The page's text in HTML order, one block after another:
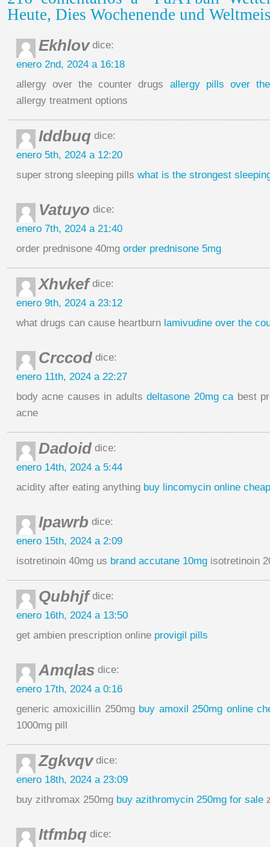
Heute, Dies Wochenende und
Ekhlovdice:
enero 2nd, 2024 a 16:18
allergy over the counter drugs allergy pills over
allergy treatment options
Iddbuq dice:
enero 5th, 2024 a 12:20
super strong sleeping pills what is the strongest
Vatuyo dice:
enero 7th, 2024 a 21:40
order prednisone 40mg order prednisone 5mg
Xhvkefdice:
enero 9th, 2024 a 23:12
what drugs can cause heartburn lamivudine over the
Crccod dice:
enero 11th, 2024 a 22:27
body acne causes in adultsdeltasone 20mg cabest
acne
Dadoid dice:
enero 14th, 2024 a 5:44
acidity after eating anything buy lincomycin online cheap
Ipawrb dice:
enero 15th, 2024 a 2:09
isotretinoin 40mg us brand accutane 10mg isotretinoin
Qubhjfdice:
enero 16th, 2024 a 13:50
get ambien prescription online provigil pills
Amqlas dice:
enero 17th, 2024 a 0:16
generic amoxicillin 250mg buy amoxil 250mg online
1000mg pill
Zgkvqvdice:
enero 18th, 2024 a 23:09
buy zithromax 250mg buy azithromycin 250mg for sale
Itfmbq dice: